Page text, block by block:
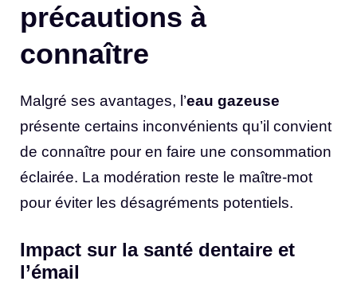
précautions à
connaître
Malgré ses avantages, l’eau gazeuse
présente certains inconvénients qu’il convient
de connaître pour en faire une consommation
éclairée. La modération reste le maître-mot
pour éviter les désagréments potentiels.
Impact sur la santé dentaire et
l’émail